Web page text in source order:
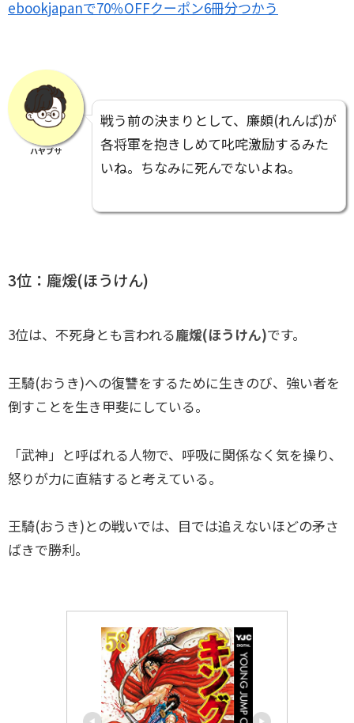
ebookjapanで70％OFFクーポン6冊分つかう
ハヤブサ
戦う前の決まりとして、廉頗(れんぱ)が
各将軍を抱きしめて叱咤激励するみた
いね。ちなみに死んでないよね。
3位：龐煖(ほうけん)
3位は、不死身とも言われる龐煖(ほうけん)です。
王騎(おうき)への復讐をするために生きのび、強い者を
倒すことを生き甲斐にしている。
「武神」と呼ばれる人物で、呼吸に関係なく気を操り、
怒りが力に直結すると考えている。
王騎(おうき)との戦いでは、目では追えないほどの矛さ
ばきで勝利。